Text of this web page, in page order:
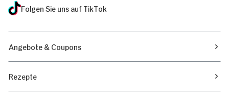
Folgen Sie uns auf TikTok
Angebote & Coupons
Rezepte